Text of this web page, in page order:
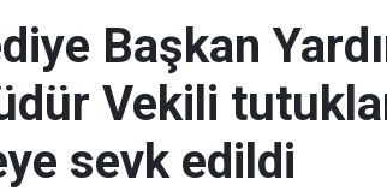
Başkan
Vekili
sevk edildi